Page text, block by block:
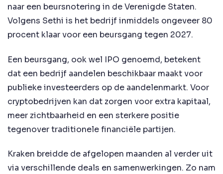
naar een beursnotering in de Verenigde Staten.
Volgens Sethi is het bedrijf inmiddels ongeveer 80
procent klaar voor een beursgang tegen 2027.
Een beursgang, ook wel IPO genoemd, betekent
dat een bedrijf aandelen beschikbaar maakt voor
publieke investeerders op de aandelenmarkt. Voor
cryptobedrijven kan dat zorgen voor extra kapitaal,
meer zichtbaarheid en een sterkere positie
tegenover traditionele financiële partijen.
Kraken breidde de afgelopen maanden al verder uit
via verschillende deals en samenwerkingen. Zo nam